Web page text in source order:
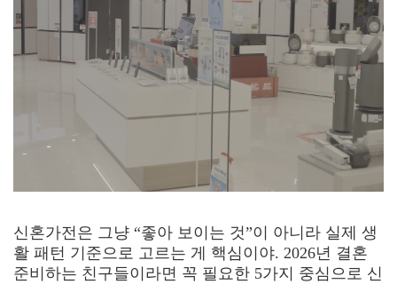
신혼가전은 그냥 “좋아 보이는 것”이 아니라 실제 생
활 패턴 기준으로 고르는 게 핵심이야. 2026년 결혼
준비하는 친구들이라면 꼭 필요한 5가지 중심으로 신